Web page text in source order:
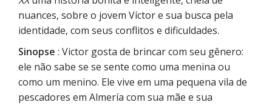
nuances, sobre o jovem Víctor e sua busca pela
identidade, com seus conflitos e dificuldades.
Sinopse : Victor gosta de brincar com seu gênero:
ele não sabe se se sente como uma menina ou
como um menino. Ele vive em uma pequena vila de
pescadores em Almería com sua mãe e sua